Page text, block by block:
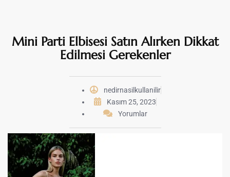
Mini Parti Elbisesi Satın Alırken Dikkat
Edilmesi Gerekenler
nedirnasilkullanilir
Kasım 25, 2023
Yorumlar